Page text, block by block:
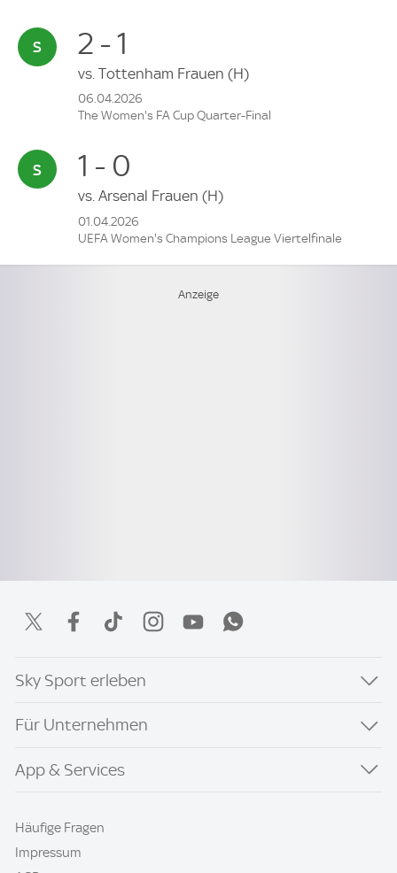
2 - 1
vs. Tottenham Frauen (H)
06.04.2026
The Women's FA Cup Quarter-Final
1 - 0
vs. Arsenal Frauen (H)
01.04.2026
UEFA Women's Champions League Viertelfinale
Sky Sport erleben
Für Unternehmen
App & Services
Häufige Fragen
Impressum